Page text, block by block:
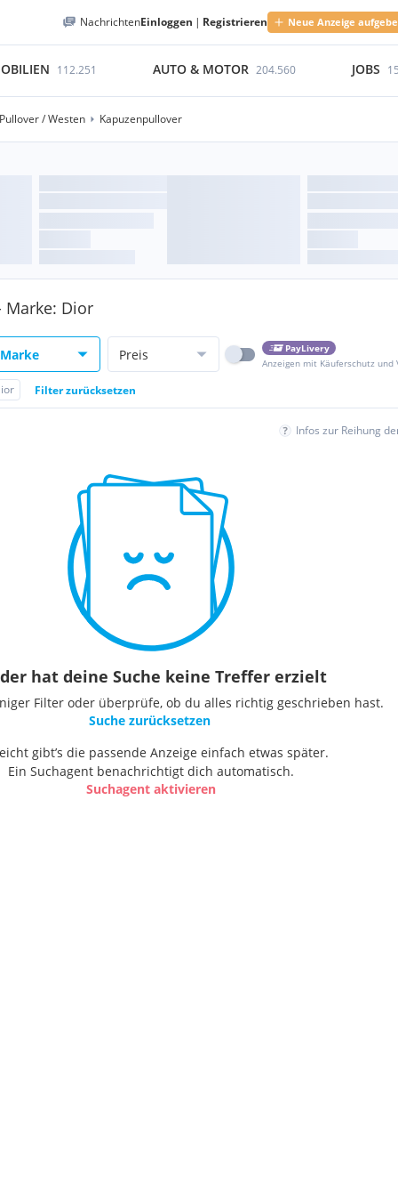
NachrichtenEinloggen | Registrieren Neue Anzeige
112.251 AUTO & MOTOR 204.560 JOBS
/ Westen Kapuzenpullover
Marke: Dior
Marke Preis
PayLivery
Anzeigen mit Käuferschutz und
Filter zurücksetzen
Infos zur Reihung
hat deine Suche keine Treffer erzielt
Filter oder überprüfe, ob du alles richtig geschrieben hast.
Suche zurücksetzen
gibt’s die passende Anzeige einfach etwas später.
Ein Suchagent benachrichtigt dich automatisch.
Suchagent aktivieren